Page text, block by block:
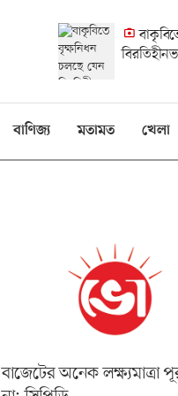
বাণিজ্য মতামত খেলা
বাজেটের অনেক লক্ষ্যমাত্রা